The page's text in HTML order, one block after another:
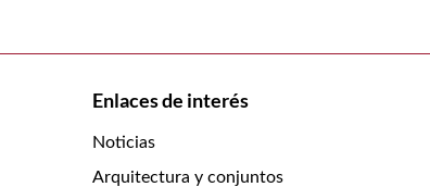
Enlaces de interés
Noticias
Arquitectura y conjuntos